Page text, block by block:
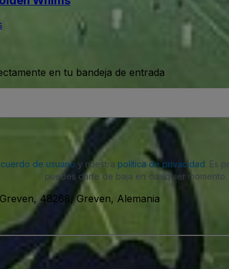
en tu bandeja de entrada
de usuario y nuestra política de privacidad. Es
puedes darte de baja en cualquier momento.
48268, Greven, Alemania